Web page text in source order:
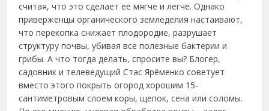
считая, что это сделает ее мягче и легче. Однако
приверженцы органического земледелия настаивают,
что перекопка снижает плодородие, разрушает
структуру почвы, убивая все полезные бактерии и
грибы. А что тогда делать, спросите вы? Блогер,
садовник и телеведущий Стас Ярёменко советует
вместо этого покрыть огород хорошим 15-
сантиметровым слоем коры, щепок, сена или соломы.